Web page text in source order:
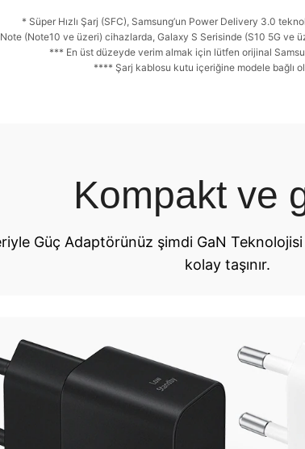
* Süper Hızlı Şarj (SFC), Samsung’un Power Delivery 3.0
(Note10 ve üzeri) cihazlarda, Galaxy S Serisinde (S10 5G ve
*** En üst düzeyde verim almak için lütfen orijinal
**** Şarj kablosu kutu içeriğine modele bağlı
Kompakt ve
Güç Adaptörünüz şimdi GaN
kolay taşınır.